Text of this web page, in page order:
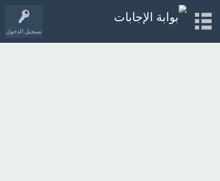
تسجيل الدخول